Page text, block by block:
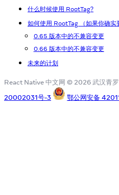
什么时候使用 RootTag?
如何使用 RootTag （如果你确实
0.65 版本中的不兼容变更
0.66 版本中的不兼容变更
未来的计划
React Native 中文网 © 2026 武汉青
20002031号-3
鄂公网安备